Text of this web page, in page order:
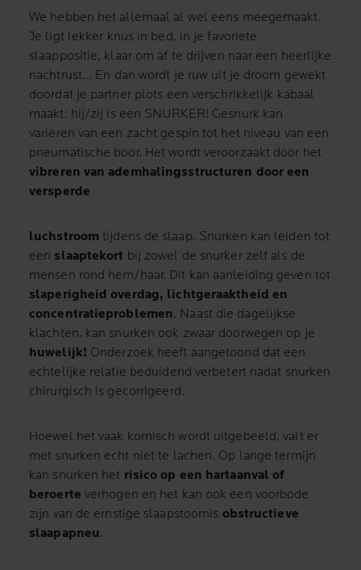
We hebben het allemaal al wel eens meegemaakt.
Je ligt lekker knus in bed, in je favoriete
slaappositie, klaar om af te drijven naar een heerlijke
nachtrust... En dan wordt je ruw uit je droom gewekt
doordat je partner plots een verschrikkelijk kabaal
maakt: hij/zij is een SNURKER! Gesnurk kan
variëren van een zacht gespin tot het niveau van een
pneumatische boor. Het wordt veroorzaakt door het
vibreren van ademhalingsstructuren door een
versperde
luchstroom tijdens de slaap. Snurken kan leiden tot
een slaaptekort bij zowel de snurker zelf als de
mensen rond hem/haar. Dit kan aanleiding geven tot
slaperigheid overdag, lichtgeraaktheid en
concentratieproblemen. Naast die dagelijkse
klachten, kan snurken ook zwaar doorwegen op je
huwelijk! Onderzoek heeft aangetoond dat een
echtelijke relatie beduidend verbetert nadat snurken
chirurgisch is gecorrigeerd.
Hoewel het vaak komisch wordt uitgebeeld, valt er
met snurken echt niet te lachen. Op lange termijn
kan snurken het risico op een hartaanval of
beroerte verhogen en het kan ook een voorbode
zijn van de ernstige slaapstoornis obstructieve
slaapapneu.